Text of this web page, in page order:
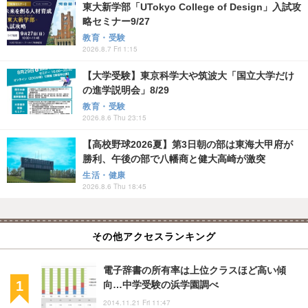
東大新学部「UTokyo College of Design」入試攻
略セミナー9/27
教育・受験
2026.8.7 Fri 1:15
【大学受験】東京科学大や筑波大「国立大学だけ
の進学説明会」8/29
教育・受験
2026.8.6 Thu 23:15
【高校野球2026夏】第3日朝の部は東海大甲府が
勝利、午後の部で八幡商と健大高崎が激突
生活・健康
2026.8.6 Thu 18:45
その他アクセスランキング
電子辞書の所有率は上位クラスほど高い傾
向…中学受験の浜学園調べ
2014.11.21 Fri 11:47